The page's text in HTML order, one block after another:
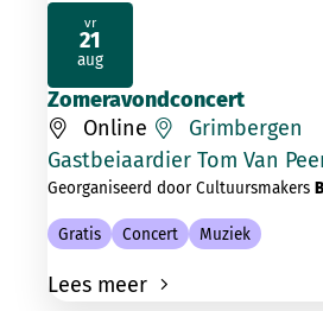
Zomeravondconcert
Online
Grimbergen
Gastbeiaardier Tom Van
Georganiseerd door Cultuursmakers
Gratis Concert Muziek
Lees meer
vr
21
aug
2026